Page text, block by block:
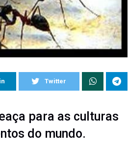
Twitter
para as culturas
do mundo.